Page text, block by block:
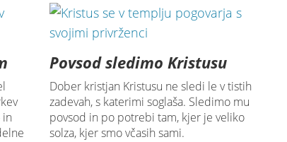
Povsod sledimo Kristusu
Dober kristjan Kristusu ne sledi le v tistih
zadevah, s katerimi soglaša. Sledimo mu
povsod in po potrebi tam, kjer je veliko
solza, kjer smo včasih sami.